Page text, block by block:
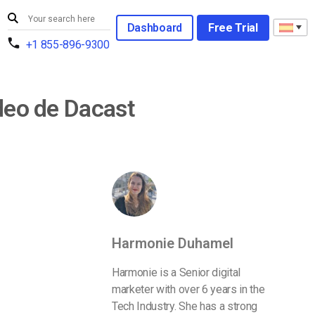
+1 855-896-9300
Dashboard Free Trial
de Dacast
Harmonie Duhamel
Harmonie is a Senior digital
marketer with over 6 years in the
Tech Industry. She has a strong